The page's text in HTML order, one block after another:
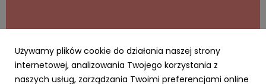
Używamy plików cookie do działania naszej strony
internetowej, analizowania Twojego korzystania z
naszych usług, zarządzania Twoimi preferencjami online